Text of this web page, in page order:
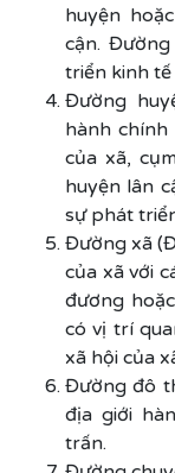
huyện
cận.
triển kinh tế
Đường
hành
của xã,
huyện lân
sự phát
Đường xã
của xã với
đương
có vị trí
xã hội của
Đường đô
địa giới
trấn.